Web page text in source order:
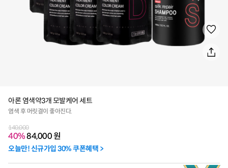
아론 염색약3개 모발케어 세트
염색 후 머릿결이 좋아진다.
140,000
40%84,000원
오늘만! 신규가입 30% 쿠폰혜택 >